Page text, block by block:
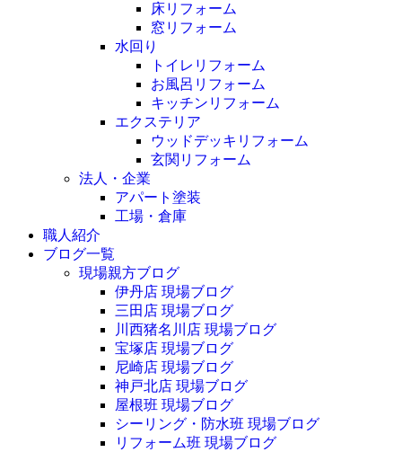
床リフォーム
窓リフォーム
水回り
トイレリフォーム
お風呂リフォーム
キッチンリフォーム
エクステリア
ウッドデッキリフォーム
玄関リフォーム
法人・企業
アパート塗装
工場・倉庫
職人紹介
ブログ一覧
現場親方ブログ
伊丹店 現場ブログ
三田店 現場ブログ
川西猪名川店 現場ブログ
宝塚店 現場ブログ
尼崎店 現場ブログ
神戸北店 現場ブログ
屋根班 現場ブログ
シーリング・防水班 現場ブログ
リフォーム班 現場ブログ